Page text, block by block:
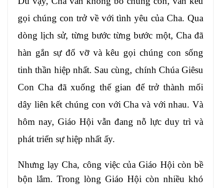
gọi chúng con trở về với tình yêu của Cha. Qua
dòng lịch sử, từng bước từng bước một, Cha đã
hàn gắn sự đổ vỡ và kêu gọi chúng con sống
tinh thần hiệp nhất. Sau cùng, chính Chúa Giêsu
Con Cha đã xuống thế gian để trở thành mối
dây liên kết chúng con với Cha và với nhau. Và
hôm nay, Giáo Hội vẫn đang nỗ lực duy trì và
phát triển sự hiệp nhất ấy.
Nhưng lạy Cha, công việc của Giáo Hội còn bề
bộn lắm. Trong lòng Giáo Hội còn nhiều khó